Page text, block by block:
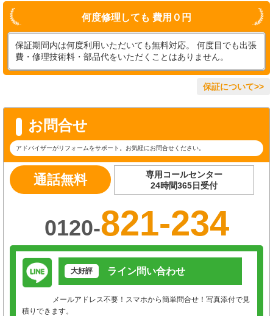
何度修理しても 費用０円
保証期間内は何度利用いただいても無料対応。 何度目でも出張
費・修理技術料・部品代をいただくことはありません。
保証について>>
お問合せ
アドバイザーがリフォームをサポート。お気軽にお問合せください。
通話無料
専用コールセンター
24時間365日受付
0120-821-234
大好評 ライン問い合わせ
メールアドレス不要！スマホから簡単問合せ！写真添付で見
積りできます。